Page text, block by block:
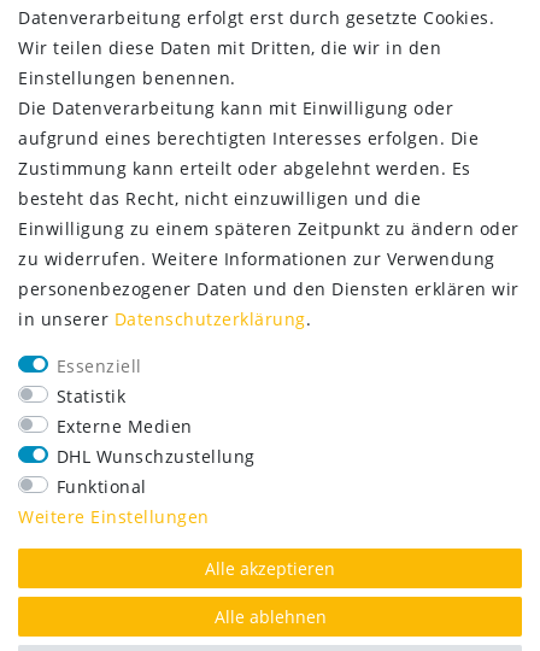
SERVICE
Lieferung nur 2,95 €
Rücksendung kostenfrei
14 Tage Rückgaberecht
Kurze Lieferzeit
FOLGE UNS
Datenverarbeitung erfolgt erst durch gesetzte Cookies.
Wir teilen diese Daten mit Dritten, die wir in den
Einstellungen benennen.
Die Datenverarbeitung kann mit Einwilligung oder
aufgrund eines berechtigten Interesses erfolgen. Die
Zustimmung kann erteilt oder abgelehnt werden. Es
besteht das Recht, nicht einzuwilligen und die
Einwilligung zu einem späteren Zeitpunkt zu ändern oder
zu widerrufen. Weitere Informationen zur Verwendung
personenbezogener Daten und den Diensten erklären wir
in unserer Daten­schutz­erklärung.
Essenziell
Statistik
Externe Medien
DHL Wunschzustellung
Funktional
Weitere Einstellungen
Alle akzeptieren
Alle ablehnen